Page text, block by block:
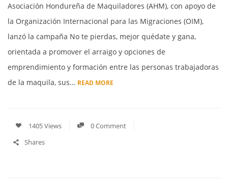
Asociación Hondureña de Maquiladores (AHM), con apoyo de
la Organización Internacional para las Migraciones (OIM),
lanzó la campaña No te pierdas, mejor quédate y gana,
orientada a promover el arraigo y opciones de
emprendimiento y formación entre las personas trabajadoras
de la maquila, sus… READ MORE
1405 Views
0 Comment
Shares